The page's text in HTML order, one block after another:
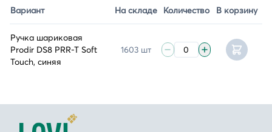
Вариант На складе Количество В корзину
Ручка шариковая
Prodir DS8 PRR-T Soft
Touch, синяя
1603 шт